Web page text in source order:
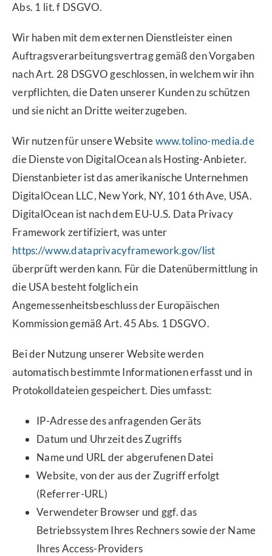
Abs. 1 lit. f DSGVO.
Wir haben mit dem externen Dienstleister einen
Auftragsverarbeitungsvertrag gemäß den Vorgaben
nach Art. 28 DSGVO geschlossen, in welchem wir ihn
verpflichten, die Daten unserer Kunden zu schützen
und sie nicht an Dritte weiterzugeben.
Wir nutzen für unsere Websitewww.tolino-media.de
die Dienste von DigitalOcean als Hosting-Anbieter.
Dienstanbieter ist das amerikanische Unternehmen
DigitalOcean LLC, New York, NY, 101 6th Ave, USA.
DigitalOcean ist nach dem EU-U.S. Data Privacy
Framework zertifiziert, was unter
https://www.dataprivacyframework.gov/list
überprüft werden kann. Für die Datenübermittlung in
die USA besteht folglich ein
Angemessenheitsbeschluss der Europäischen
Kommission gemäß Art. 45 Abs. 1 DSGVO.
Bei der Nutzung unserer Website werden
automatisch bestimmte Informationen erfasst und in
Protokolldateien gespeichert. Dies umfasst:
IP-Adresse des anfragenden Geräts
Datum und Uhrzeit des Zugriffs
Name und URL der abgerufenen Datei
Website, von der aus der Zugriff erfolgt
(Referrer-URL)
Verwendeter Browser und ggf. das
Betriebssystem Ihres Rechners sowie der Name
Ihres Access-Providers